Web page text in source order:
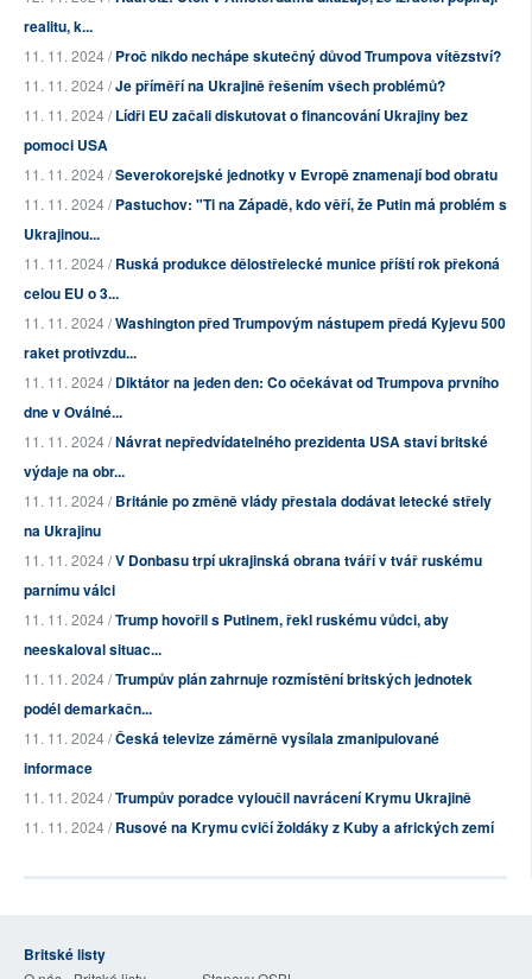
realitu, k...
11. 11. 2024 /Proč nikdo nechápe skutečný důvod Trumpova vítězství?
11. 11. 2024 /Je příměří na Ukrajině řešením všech problémů?
11. 11. 2024 /Lídři EU začali diskutovat o financování Ukrajiny bez
pomoci USA
11. 11. 2024 /Severokorejské jednotky v Evropě znamenají bod obratu
11. 11. 2024 /Pastuchov: "Ti na Západě, kdo věří, že Putin má problém s
Ukrajinou...
11. 11. 2024 /Ruská produkce dělostřelecké munice příští rok překoná
celou EU o 3...
11. 11. 2024 /Washington před Trumpovým nástupem předá Kyjevu 500
raket protivzdu...
11. 11. 2024 /Diktátor na jeden den: Co očekávat od Trumpova prvního
dne v Oválné...
11. 11. 2024 /Návrat nepředvídatelného prezidenta USA staví britské
výdaje na obr...
11. 11. 2024 /Británie po změně vlády přestala dodávat letecké střely
na Ukrajinu
11. 11. 2024 /V Donbasu trpí ukrajinská obrana tváří v tvář ruskému
parnímu válci
11. 11. 2024 /Trump hovořil s Putinem, řekl ruskému vůdci, aby
neeskaloval situac...
11. 11. 2024 /Trumpův plán zahrnuje rozmístění britských jednotek
podél demarkačn...
11. 11. 2024 /Česká televize záměrně vysílala zmanipulované
informace
11. 11. 2024 /Trumpův poradce vyloučil navrácení Krymu Ukrajině
11. 11. 2024 /Rusové na Krymu cvičí žoldáky z Kuby a afrických zemí
Britské listy